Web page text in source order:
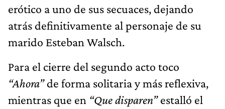
erótico a uno de sus secuaces, dejando
atrás definitivamente al personaje de su
marido Esteban Walsch.
Para el cierre del segundo acto toco
“Ahora”de forma solitaria y más reflexiva,
mientras que en “Que disparen”estalló el